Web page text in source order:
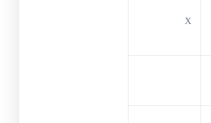
X